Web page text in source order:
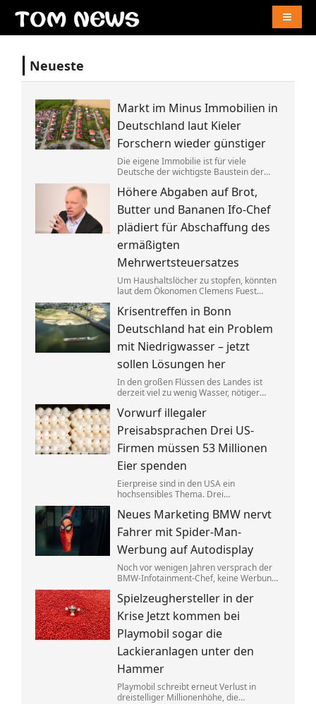
Neueste
Markt im Minus Immobilien in
Deutschland laut Kieler
Forschern wieder günstiger
Die eigene Immobilie ist für viele
Deutsche der wichtigste Baustein der
Inflation und Kaufkraft sind
Wohnimmobilien laut einer Studie heute
aber weniger wert als vor einem Jahr.
Höhere Abgaben auf Brot,
Butter und Bananen Ifo-Chef
plädiert für Abschaffung des
ermäßigten
Mehrwertsteuersatzes
Um Haushaltslöcher zu stopfen, könnten
laut dem Ökonomen Clemens Fuest
bezahlen. Bedürftige sollten dagegen an
anderer Stelle gezielt entlastet werden.
Krisentreffen in Bonn
Deutschland hat ein Problem
mit Niedrigwasser – jetzt
sollen Lösungen her
In den großen Flüssen des Landes ist
derzeit viel zu wenig Wasser, nötiger
Steffen Bilger lädt nun zum
Krisengespräch. Industrie- und
Schifffahrtsverbände haben vorab klare
Forderungen.
Vorwurf illegaler
Preisabsprachen Drei US-
Firmen müssen 53 Millionen
Eier spenden
Eierpreise sind in den USA ein
hochsensibles Thema. Drei
sich dabei illegalerweise abgesprochen
zu haben. Sie einigten sich mit der Justiz –
und liefern jetzt im großen Stil.
Neues Marketing BMW nervt
Fahrer mit Spider-Man-
Werbung auf Autodisplay
Noch vor wenigen Jahren versprach der
BMW-Infotainment-Chef, keine Werbung
bestimmte Modelle einen Clip für einen
neuen Film. BMW sagt, das sei gar keine
Werbung.
Spielzeughersteller in der
Krise Jetzt kommen bei
Playmobil sogar die
Lackieranlagen unter den
Hammer
Playmobil schreibt erneut Verlust in
dreistelliger Millionenhöhe, die